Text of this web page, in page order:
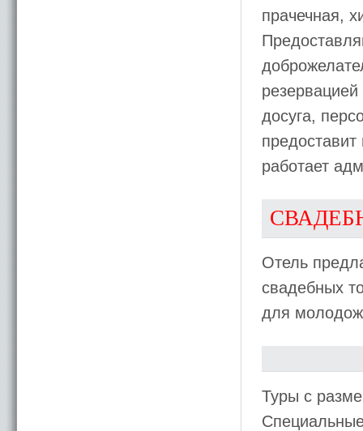
прачечная,
досуга,
работает
Отель
свадебных
для
Туры с